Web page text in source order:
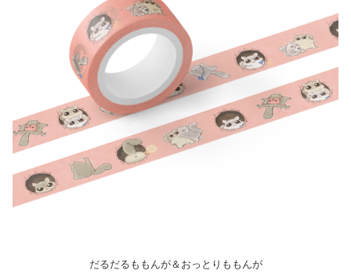
だるだるももんが＆おっとりももんが